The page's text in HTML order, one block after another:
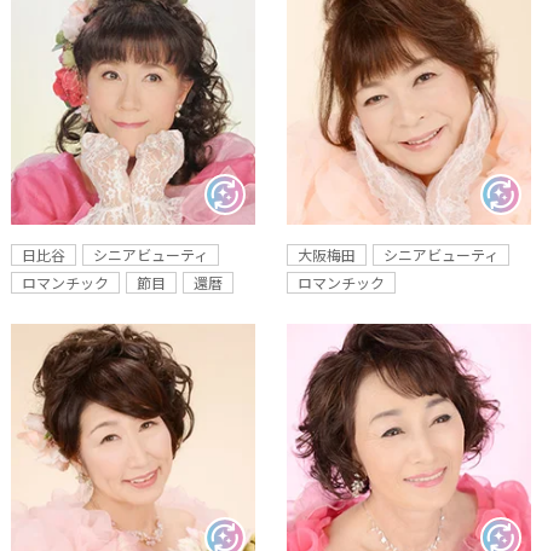
日比谷
シニアビューティ
ロマンチック
節目 還暦
大阪梅田
シニアビューティ
ロマンチック